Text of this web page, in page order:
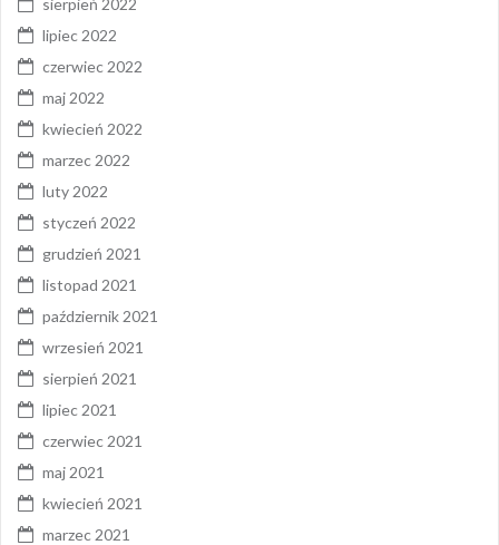
lipiec 2022
czerwiec 2022
maj 2022
kwiecień 2022
marzec 2022
luty 2022
styczeń 2022
grudzień 2021
listopad 2021
październik 2021
wrzesień 2021
sierpień 2021
lipiec 2021
czerwiec 2021
maj 2021
kwiecień 2021
marzec 2021